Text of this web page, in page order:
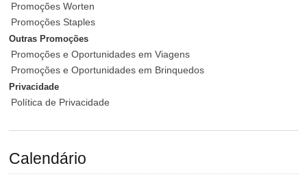
Promoções Worten
Promoções Staples
Outras Promoções
Promoções e Oportunidades em Viagens
Promoções e Oportunidades em Brinquedos
Privacidade
Política de Privacidade
Calendário